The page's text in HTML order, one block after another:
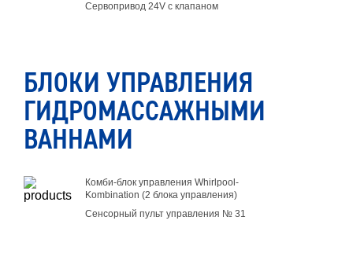
Сервопривод 24V с клапаном
БЛОКИ УПРАВЛЕНИЯ
ГИДРОМАССАЖНЫМИ
ВАННАМИ
Комби-блок управления Whirlpool-
Kombination (2 блока управления)
Сенсорный пульт управления № 31